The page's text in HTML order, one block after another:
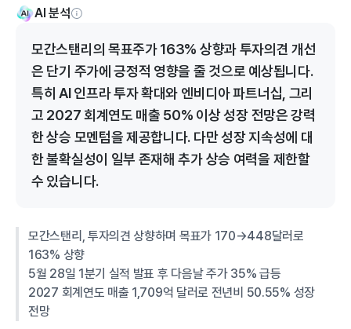
AI 분석
모간스탠리의 목표주가 163% 상향과 투자의견 개선
은 단기 주가에 긍정적 영향을 줄 것으로 예상됩니다.
특히 AI 인프라 투자 확대와 엔비디아 파트너십, 그리
고 2027 회계연도 매출 50% 이상 성장 전망은 강력
한 상승 모멘텀을 제공합니다. 다만 성장 지속성에 대
한 불확실성이 일부 존재해 추가 상승 여력을 제한할
수 있습니다.
모간스탠리, 투자의견 상향하며 목표가 170→448달러로
163% 상향
5월 28일 1분기 실적 발표 후 다음날 주가 35% 급등
2027 회계연도 매출 1,709억 달러로 전년비 50.55% 성장
전망